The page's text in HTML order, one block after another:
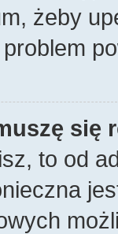
żeby
się
to od